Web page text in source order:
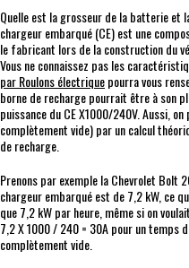
Quelle est la grosseur de la batterie et
chargeur embarqué (CE) est une
le fabricant lors de la construction du
Vous ne connaissez pas les
parRoulons électriquepourra vous
borne de recharge pourrait être à son
puissance du CE X1000/240V. Aussi,
complètement vide) par un calcul
de recharge.
Prenons par exemple la Chevrolet Bolt
chargeur embarqué est de 7,2 kW, ce
que 7,2 kW par heure, même si on
7,2 X 1000 / 240 = 30A pour un temps
complètement vide.